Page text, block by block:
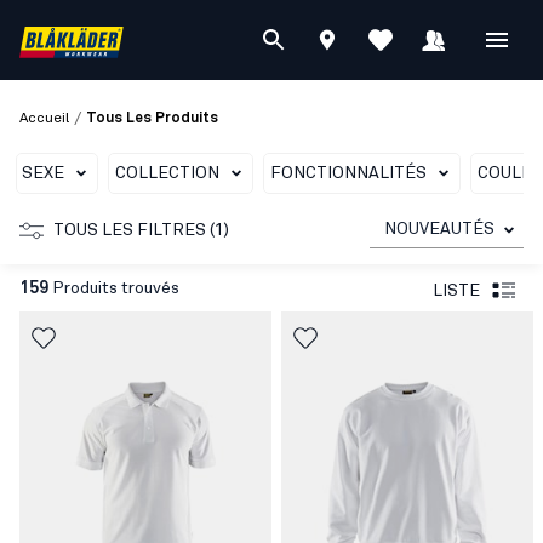
Accueil / Tous Les Produits
SEXE COLLECTION FONCTIONNALITÉS
TOUS LES FILTRES (1) NOUVEAUTÉS
159 Produits trouvés LISTE